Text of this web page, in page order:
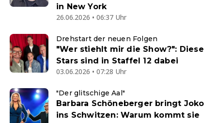
in New York
26.06.2026 • 06:37 Uhr
Drehstart der neuen Folgen
"Wer stiehlt mir die Show?": Diese
Stars sind in Staffel 12 dabei
03.06.2026 • 07:28 Uhr
"Der glitschige Aal"
Barbara Schöneberger bringt Joko
ins Schwitzen: Warum kommt sie